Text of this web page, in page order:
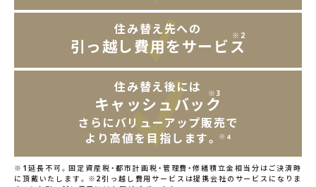
住み替え先への
引っ越し費用をサービス
※2
住み替え後には
キャッシュバック
※3
さらにバリューアップ販売で
より高値を目指します。
※4
※1延長不可。固定資産税・都市計画税・管理費・修繕積立金相当分はご決済時
に頂戴いたします。※2引っ越し費用サービスは提携会社のサービスになりま